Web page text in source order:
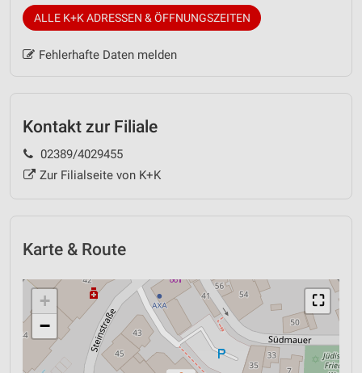
ALLE K+K ADRESSEN & ÖFFNUNGSZEITEN
Fehlerhafte Daten melden
Kontakt zur Filiale
02389/4029455
Zur Filialseite von K+K
Karte & Route
⛶
+
−